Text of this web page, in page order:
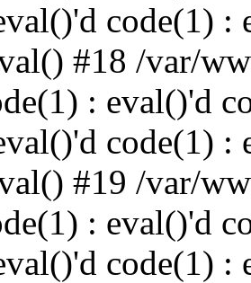
code(1) :
#18 /var/
: eval()'d
code(1) :
#19 /var/
: eval()'d
code(1) :